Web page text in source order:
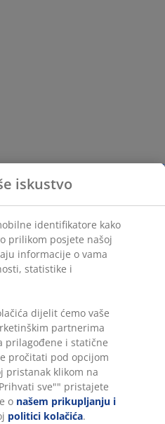
iskustvo
identifikatore kako
prilikom posjete našoj
informacije o vama
statistike i
dijelit ćemo vaše
partnerima
prilagođene i statične
pročitati pod opcijom
pristanak klikom na
sve"" pristajete
o našem prikupljanju i
politici kolačića.